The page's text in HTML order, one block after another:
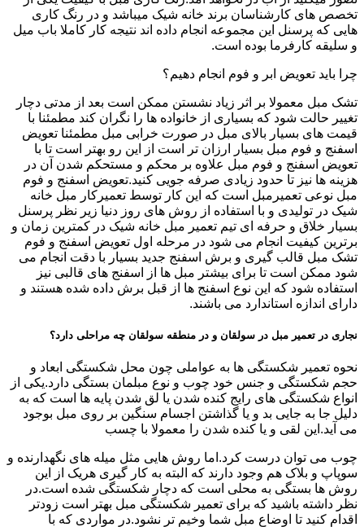
تخصص های کارشناسان برند خانه شیک میباشد و در رنگ کاری
هایی که پرسنل این مجموعه انجام داده اند نتیجه کار کاملا باب میل
و سلیقه کارفرما بوده است.
چرا باید تعویض ابر و فوم انجام دهیم؟
تشک مبل معمولا بر اثر زیاد نشستن ممکن است بعد از مدتی دچار
تغییر حالت شود که بسیاری از خانواده ها را نگران کند مطمئنا با
قیمت های بسیار بالای مبل در صورت خرابی مبل مطمئنا تعویض
اسفنج و فوم مبل بسیار ارزان تر است از این رو بهتر است تا با
تعویض اسفنج و فوم مبل علاوه بر محکم و مستحکم شدن آن در
هزینه ها نیز تا حدود زیادی صرفه جویی کنید.تعویض اسفنج و فوم
مبل نوعی تعمیرمبل است که این کار توسط تعمیرکار مبل خانه
شیک در تولیدی و با استفاده از روش های روز دنیا زیر نظر پرسنل
بسیار خلاق و حرفه ای تیم تعمیر مبل خانه شیک در کمترین زمان و
برترین کیفیت انجام می شود در مرحله اول تعویض اسفنج و فوم
تشک مبل قالب گیری و برش اسفنج جدید بسیار با دقت انجام می
شود ممکن است تا برای بیشتر مبل ها از اسفنج های قالبی نیز
استفاده شود که این نوع اسفنج ها از قبل برش داده شده هستند و
دارای اندازه استاندارد می باشند.
نجاری در تعمیر مبل در سولقان و در منطقه سولقان چه مراحلی دارد؟
نحوه تعمیر شکستگی ها به عواملی چون محل شکستگی ابعاد و
حجم شکستگی و جنس خود چوب و نوع مبلمان بستگی دارد.یکی از
انواع شکستگی های رایج کنده شدن یا لق شدن پایه ها است که به
دلیل جا به جایی بد و یا گذاشتن اجسام سنگین بر روی مبل بوجود
می آید.این لقی و یا کنده شدن را معمولا با چسب
چوب می توان درست کرد.اما روش هایی مثل میله های نگهدارنده و
سوپاپ و بلاک هم وجود دارند که البته به کار گیری هریک از این
روش ها بستگی به محلی است که دچار شکستگی شده است.در
نظر داشته باشید که برای تعمیر شکستگی مبل بهتر است زودتر
اقدام کنید تا اوضاع مبل شما وخیم تر نشود.در مواردی که با